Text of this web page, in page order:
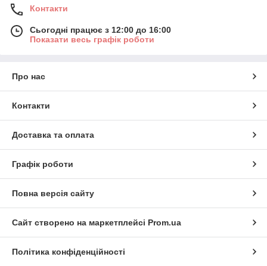
Контакти
Сьогодні працює з 12:00 до 16:00
Показати весь графік роботи
Про нас
Контакти
Доставка та оплата
Графік роботи
Повна версія сайту
Сайт створено на маркетплейсі Prom.ua
Політика конфіденційності